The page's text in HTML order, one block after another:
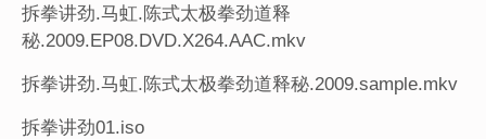
拆拳讲劲.马虹.陈式太极拳劲道释
秘.2009.EP08.DVD.X264.AAC.mkv
拆拳讲劲.马虹.陈式太极拳劲道释秘.2009.sample.mkv
拆拳讲劲01.iso